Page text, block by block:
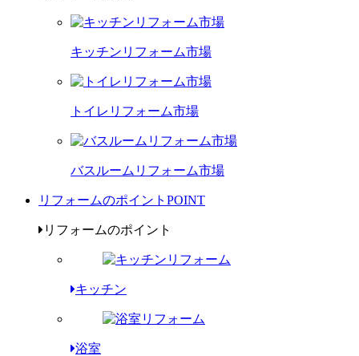
キッチンリフォーム市場
トイレリフォーム市場
バスルームリフォーム市場
リフォームのポイント POINT
リフォームのポイント
キッチン
浴室